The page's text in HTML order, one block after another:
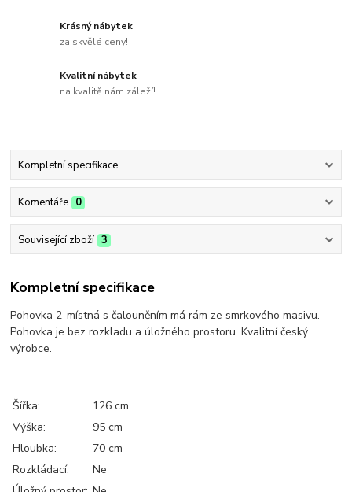
Krásný nábytek
za skvělé ceny!
Kvalitní nábytek
na kvalitě nám záleží!
Kompletní specifikace
Komentáře 0
Související zboží 3
Kompletní specifikace
Pohovka 2-místná s čalouněním má rám ze smrkového masivu.
Pohovka je bez rozkladu a úložného prostoru. Kvalitní český
výrobce.
Šířka:
126 cm
Výška:
95 cm
Hloubka:
70 cm
Rozkládací:
Ne